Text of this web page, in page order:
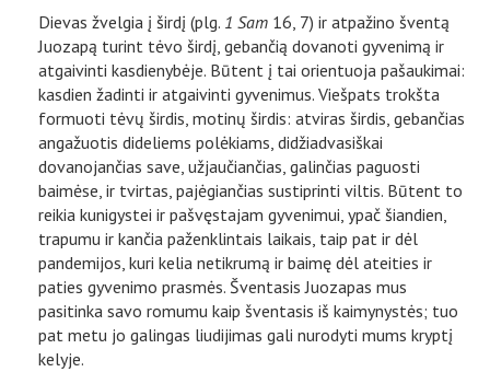
Dievas žvelgia į širdį (plg. 1 Sam 16, 7) ir atpažino šventą
Juozapą turint tėvo širdį, gebančią dovanoti gyvenimą ir
atgaivinti kasdienybėje. Būtent į tai orientuoja pašaukimai:
kasdien žadinti ir atgaivinti gyvenimus. Viešpats trokšta
formuoti tėvų širdis, motinų širdis: atviras širdis, gebančias
angažuotis dideliems polėkiams, didžiadvasiškai
dovanojančias save, užjaučiančias, galinčias paguosti
baimėse, ir tvirtas, pajėgiančias sustiprinti viltis. Būtent to
reikia kunigystei ir pašvęstajam gyvenimui, ypač šiandien,
trapumu ir kančia paženklintais laikais, taip pat ir dėl
pandemijos, kuri kelia netikrumą ir baimę dėl ateities ir
paties gyvenimo prasmės. Šventasis Juozapas mus
pasitinka savo romumu kaip šventasis iš kaimynystės; tuo
pat metu jo galingas liudijimas gali nurodyti mums kryptį
kelyje.